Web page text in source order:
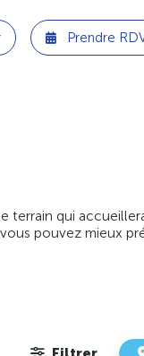
Prendre
terrain qui
pouvez mieux